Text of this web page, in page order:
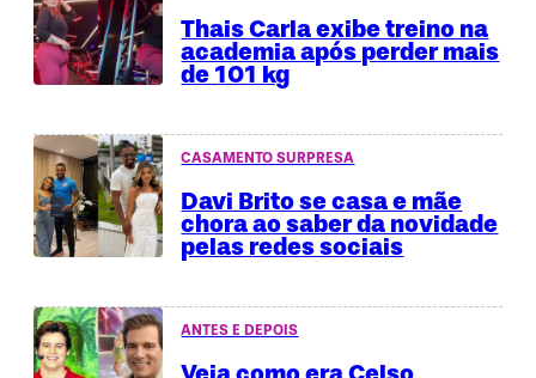
Thais Carla exibe treino na
academia após perder mais
de 101 kg
CASAMENTO SURPRESA
Davi Brito se casa e mãe
chora ao saber da novidade
pelas redes sociais
ANTES E DEPOIS